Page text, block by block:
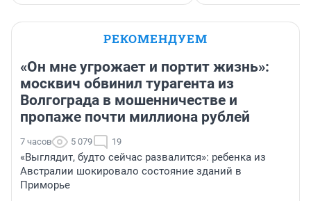
РЕКОМЕНДУЕМ
«Он мне угрожает и портит жизнь»:
москвич обвинил турагента из
Волгограда в мошенничестве и
пропаже почти миллиона рублей
7 часов 5 079 19
«Выглядит, будто сейчас развалится»: ребенка из
Австралии шокировало состояние зданий в
Приморье